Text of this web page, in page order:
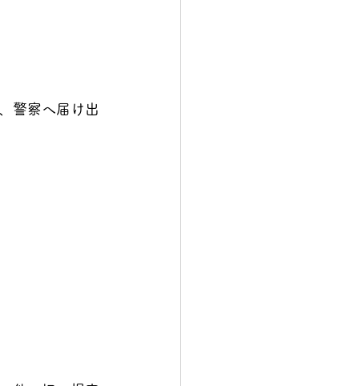
警察へ届け出